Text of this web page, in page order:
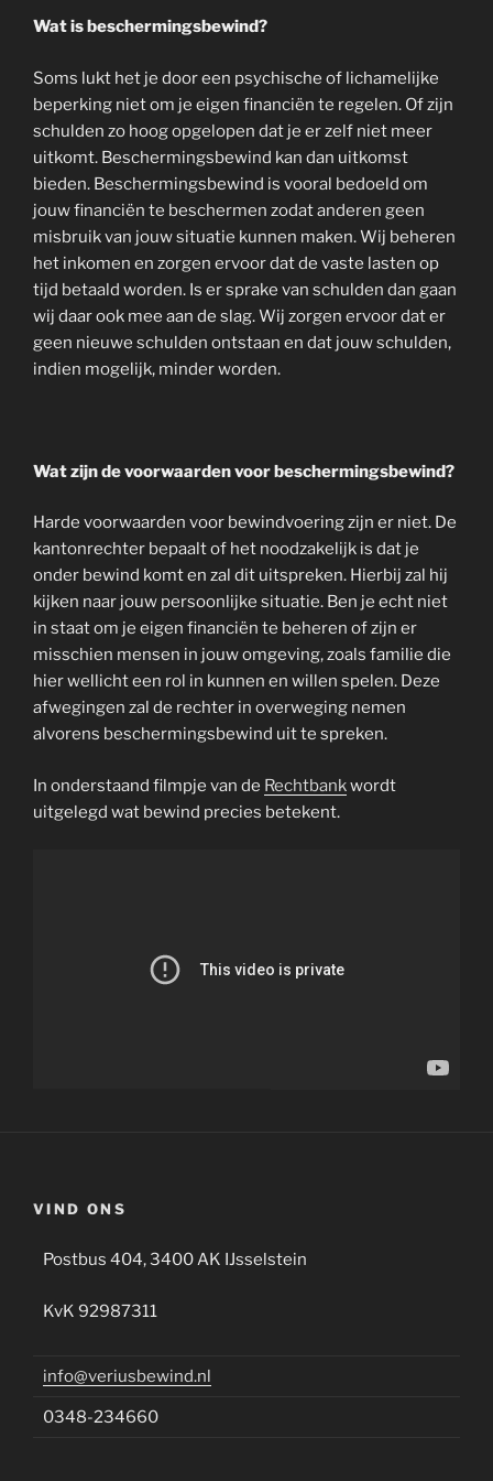
Wat is beschermingsbewind?
Soms lukt het je door een psychische of lichamelijke
beperking niet om je eigen financiën te regelen. Of zijn
schulden zo hoog opgelopen dat je er zelf niet meer
uitkomt. Beschermingsbewind kan dan uitkomst
bieden. Beschermingsbewind is vooral bedoeld om
jouw financiën te beschermen zodat anderen geen
misbruik van jouw situatie kunnen maken. Wij beheren
het inkomen en zorgen ervoor dat de vaste lasten op
tijd betaald worden. Is er sprake van schulden dan gaan
wij daar ook mee aan de slag. Wij zorgen ervoor dat er
geen nieuwe schulden ontstaan en dat jouw schulden,
indien mogelijk, minder worden.
Wat zijn de voorwaarden voor beschermingsbewind?
Harde voorwaarden voor bewindvoering zijn er niet. De
kantonrechter bepaalt of het noodzakelijk is dat je
onder bewind komt en zal dit uitspreken. Hierbij zal hij
kijken naar jouw persoonlijke situatie. Ben je echt niet
in staat om je eigen financiën te beheren of zijn er
misschien mensen in jouw omgeving, zoals familie die
hier wellicht een rol in kunnen en willen spelen. Deze
afwegingen zal de rechter in overweging nemen
alvorens beschermingsbewind uit te spreken.
In onderstaand filmpje van de Rechtbankwordt
uitgelegd wat bewind precies betekent.
VIND ONS
Postbus 404, 3400 AK IJsselstein
KvK 92987311
info@veriusbewind.nl
0348-234660